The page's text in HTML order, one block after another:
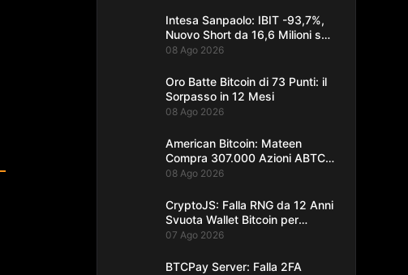
Intesa Sanpaolo: IBIT -93,7%,
Nuovo Short da 16,6 Milioni su
Bitcoin
08 Ago 2026
Oro Batte Bitcoin di 73 Punti: il
Sorpasso in 12 Mesi
08 Ago 2026
American Bitcoin: Mateen
Compra 307.000 Azioni ABTC
per 1,93M$
08 Ago 2026
CryptoJS: Falla RNG da 12 Anni
Svuota Wallet Bitcoin per
$5,7M
07 Ago 2026
BTCPay Server: Falla 2FA